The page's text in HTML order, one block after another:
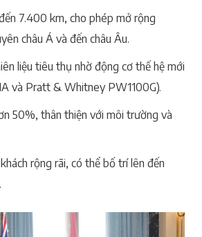
7.400 km, cho phép mở rộng
châu Á và đến châu Âu.
liệu tiêu thụ nhờ động cơ thế hệ mới
và Pratt & Whitney PW1100G).
50%, thân thiện với môi trường và
rộng rãi, có thể bố trí lên đến